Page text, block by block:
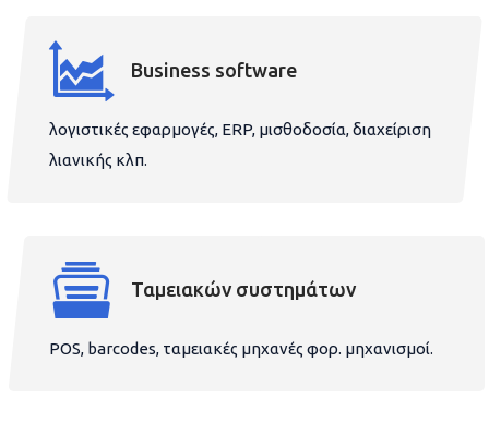
Business software
λογιστικές εφαρμογές, ERP, μισθοδοσία, διαχείριση
λιανικής κλπ.
Ταμειακών συστημάτων
POS, barcodes, ταμειακές μηχανές φορ. μηχανισμοί.